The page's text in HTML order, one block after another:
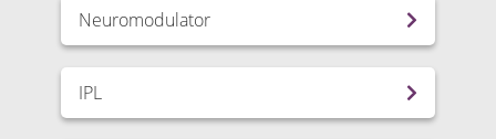
Neuromodulator
IPL